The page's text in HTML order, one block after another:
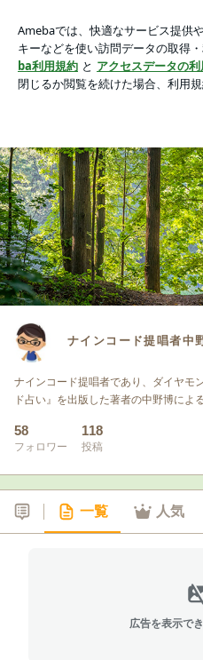
アプリをダウンロードして ブロ
ょう。
ナインコード提唱者中
ナインコード提唱者であり、ダイヤモ
ド占い』を出版した著者の中野博によ
58
フォロワー
118
投稿
一覧 人気
広告を表示で